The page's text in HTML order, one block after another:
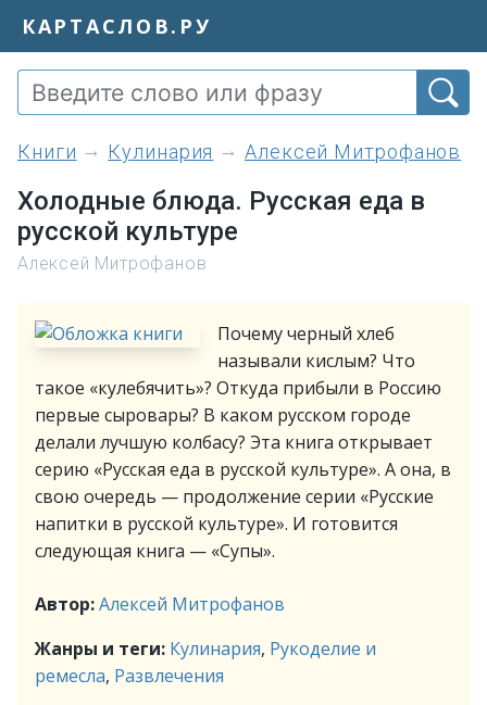
КАРТАСЛОВ.РУ
книги Кулинария Алексей Митрофанов
Холодные блюда. Русская еда в
русской культуре
Алексей Митрофанов
Почему черный хлеб
называли кислым? Что
такое «кулебячить»? Откуда прибыли в Россию
первые сыровары? В каком русском городе
делали лучшую колбасу? Эта книга открывает
серию «Русская еда в русской культуре». А она, в
свою очередь — продолжение серии «Русские
напитки в русской культуре». И готовится
следующая книга — «Супы».
Автор:Алексей Митрофанов
Жанры и теги: Кулинария, Рукоделие и
ремесла, Развлечения